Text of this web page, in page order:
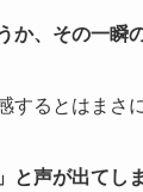
か、その一瞬
るとはまさ
声が出てし